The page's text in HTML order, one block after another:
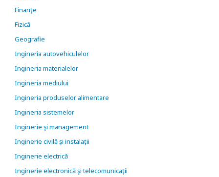
Finanţe
Fizică
Geografie
Ingineria autovehiculelor
Ingineria materialelor
Ingineria mediului
Ingineria produselor alimentare
Ingineria sistemelor
Inginerie şi management
Inginerie civilă şi instalaţii
Inginerie electrică
Inginerie electronică şi telecomunicaţii